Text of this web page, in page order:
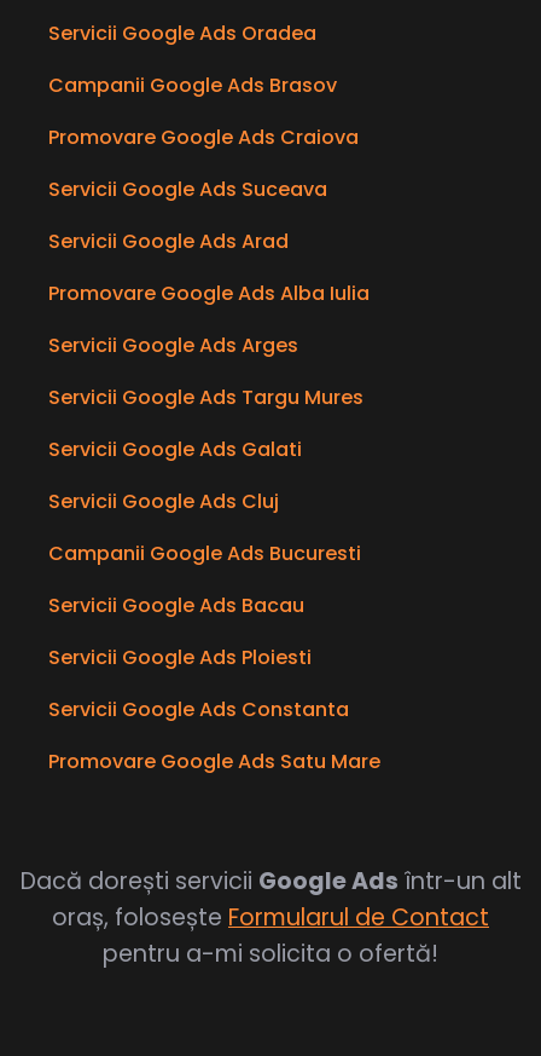
Servicii Google Ads Oradea
Campanii Google Ads Brasov
Promovare Google Ads Craiova
Servicii Google Ads Suceava
Servicii Google Ads Arad
Promovare Google Ads Alba Iulia
Servicii Google Ads Arges
Servicii Google Ads Targu Mures
Servicii Google Ads Galati
Servicii Google Ads Cluj
Campanii Google Ads Bucuresti
Servicii Google Ads Bacau
Servicii Google Ads Ploiesti
Servicii Google Ads Constanta
Promovare Google Ads Satu Mare
Dacă dorești servicii Google Ads într-un alt
oraș, folosește Formularul de Contact
pentru a-mi solicita o ofertă!